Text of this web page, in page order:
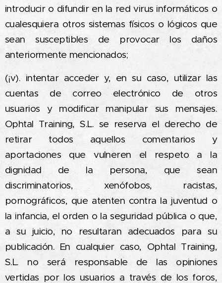
introducir o difundir en la red virus informáticos o
cualesquiera otros sistemas físicos o lógicos que
sean susceptibles de provocar los daños
anteriormente mencionados;
(¡v). intentar acceder y, en su caso, utilizar las
cuentas de correo electrónico de otros
usuarios y modificar manipular sus mensajes.
Ophtal Training, S.L. se reserva el derecho de
retirar todos aquellos comentarios y
aportaciones que vulneren el respeto a la
dignidad de la persona, que sean
discriminatorios, xenófobos, racistas,
pornográficos, que atenten contra la juventud o
la infancia, el orden o la seguridad pública o que,
a su juicio, no resultaran adecuados para su
publicación. En cualquier caso, Ophtal Training,
S.L. no será responsable de las opiniones
vertidas por los usuarios a través de los foros,